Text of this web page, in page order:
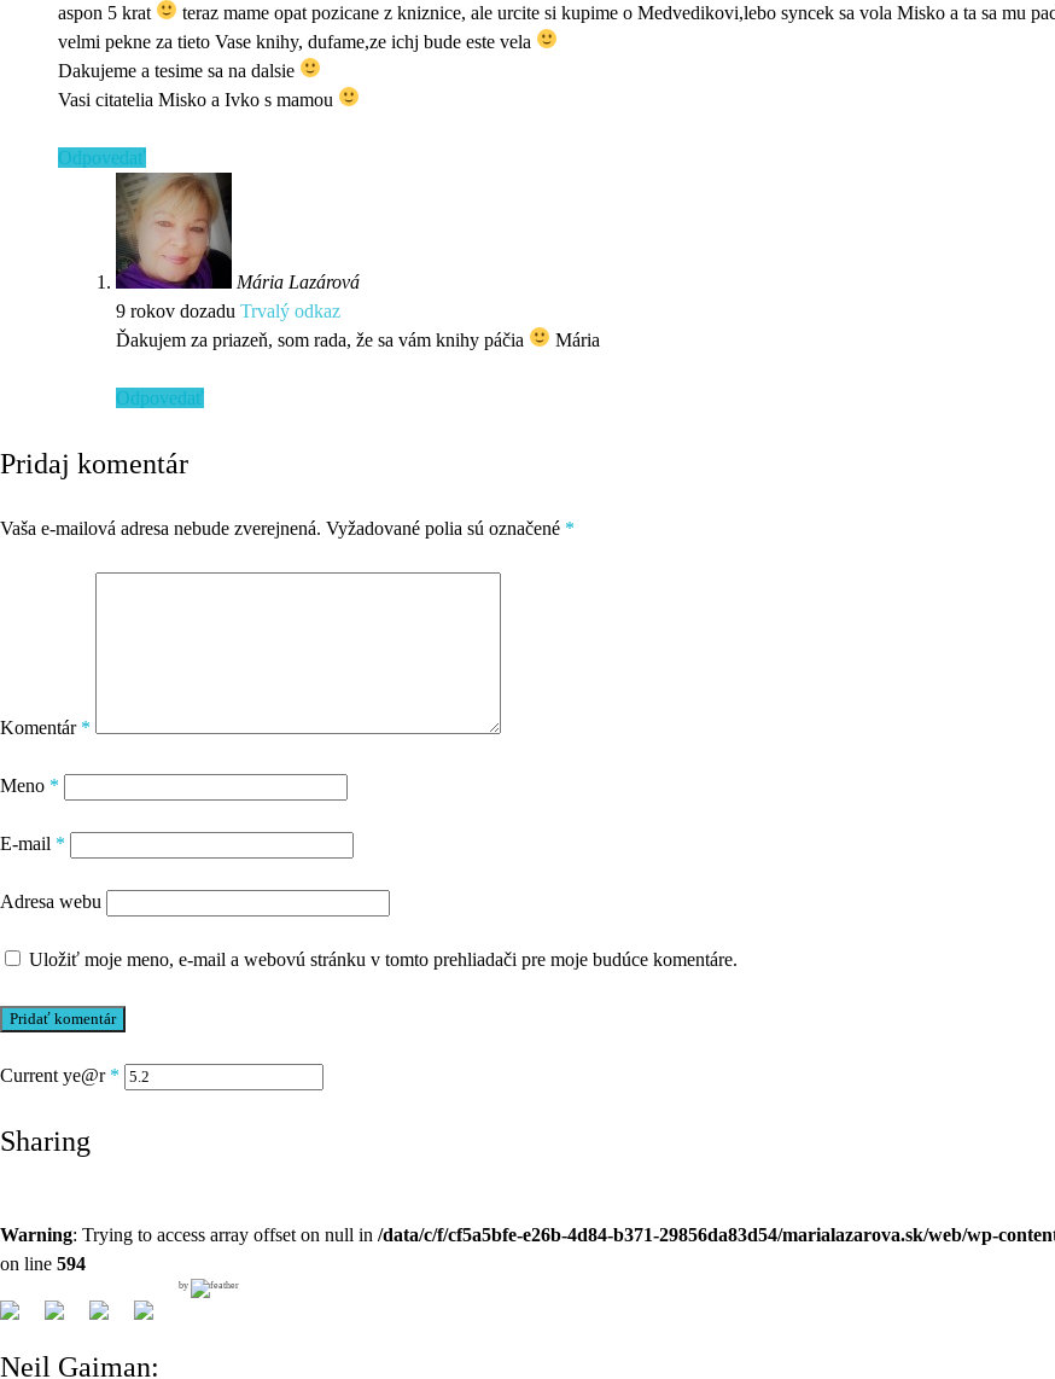
aspon 5 krat
teraz mame opat pozicane z kniznice, ale urcite si kupime o Medvedikovi,lebo syncek sa vola Misko a ta sa mu
velmi pekne za tieto Vase knihy, dufame,ze ichj bude este vela
Dakujeme a tesime sa na dalsie
Vasi citatelia Misko a Ivko s mamou
Odpovedať
Mária Lazárová
9 rokov dozadu Trvalý odkaz
Ďakujem za priazeň, som rada, že sa vám knihy páčia
Mária
Odpovedať
Pridaj komentár
Vaša e-mailová adresa nebude zverejnená. Vyžadované polia sú označené *
Komentár *
Meno *
E-mail *
Adresa webu
Uložiť moje meno, e-mail a webovú stránku v tomto prehliadači pre moje budúce komentáre.
Current ye@r *
Sharing
Warning: Trying to access array offset on null in /data/c/f/cf5a5bfe-e26b-4d84-b371-29856da83d54/marialazarova.sk/web/wp-
on line 594
by
Neil Gaiman: